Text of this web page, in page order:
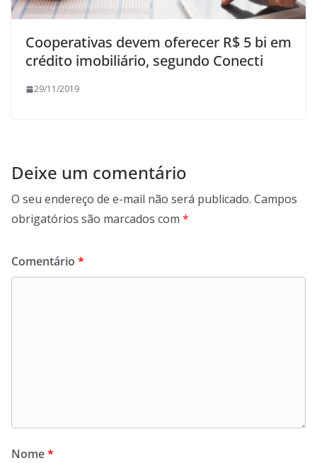
Cooperativas devem oferecer R$ 5 bi em
crédito imobiliário, segundo Conecti
29/11/2019
Deixe um comentário
O seu endereço de e-mail não será publicado. Campos
obrigatórios são marcados com *
Comentário *
Nome*